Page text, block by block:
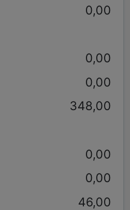
0,00
0,00
0,00
348,00
0,00
0,00
46,00